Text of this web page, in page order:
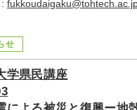
せ
学県民講座